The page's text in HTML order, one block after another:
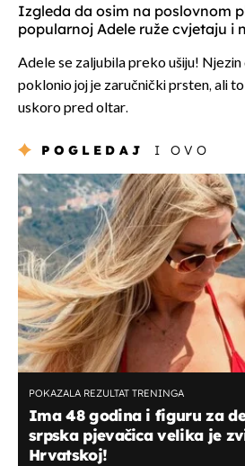
Izgleda da osim na poslovnom
popularnoj Adele ruže cvjetaju i
Adele se zaljubila preko ušiju!
poklonio joj je zaručnički prsten, ali
uskoro pred oltar.
POGLEDAJ I OVO
POKAZALA REZULTAT TRENINGA
Ima 48 godina i figuru za
srpska pjevačica velika je
Hrvatskoj!